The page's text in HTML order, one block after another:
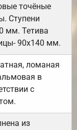
точёные
Ступени
мм. Тетива
90х140 мм.
ломаная
в
с
из